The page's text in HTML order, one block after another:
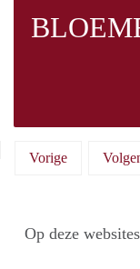
Vorige
Op deze